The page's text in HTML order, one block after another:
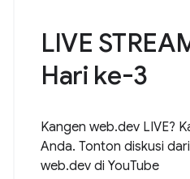
LIVE
Hari ke-3
Kangen web.dev LIVE?
Anda. Tonton diskusi
web.dev di YouTube